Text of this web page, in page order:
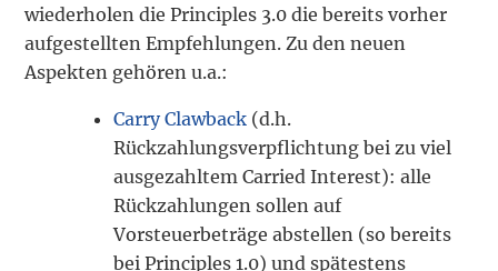
wiederholen die Principles 3.0 die bereits vorher
aufgestellten Empfehlungen. Zu den neuen
Aspekten gehören u.a.:
Carry Clawback (d.h.
Rückzahlungsverpflichtung bei zu viel
ausgezahltem Carried Interest): alle
Rückzahlungen sollen auf
Vorsteuerbeträge abstellen (so bereits
bei Principles 1.0) und spätestens